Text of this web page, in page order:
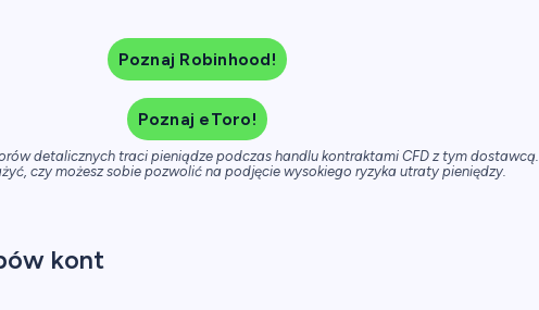
Poznaj Robinhood!
Poznaj eToro!
detalicznych traci pieniądze podczas handlu kontraktami CFD z tym dostawcą.
czy możesz sobie pozwolić na podjęcie wysokiego ryzyka utraty pieniędzy.
kont